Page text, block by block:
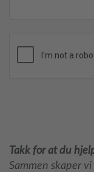
Takk for at du
Sammen skaper